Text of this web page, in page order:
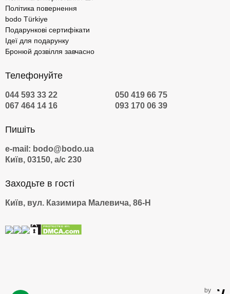
Політика повернення
bodo Türkiye
Подарункові сертифікати
Ідеї для подарунку
Бронюй дозвілля завчасно
Телефонуйте
044 593 33 22
050 419 66 75
067 464 14 16
093 170 06 39
Пишіть
e-mail: bodo@bodo.ua
Київ, 03150, а/с 230
Заходьте в гості
Київ, вул. Казимира Малевича, 86-Н
by